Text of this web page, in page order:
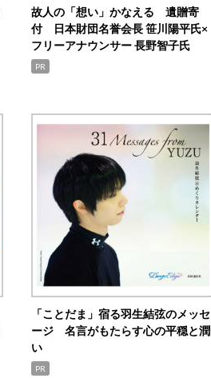
故人の「想い」かなえる 遺贈寄
付 日本財団名誉会長 笹川陽平氏×
フリーアナウンサー 長野智子氏
PR
「ことだま」宿る羽生結弦のメッセ
ージ 名言がもたらす心の平穏と潤
い
PR